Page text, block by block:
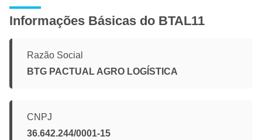
Informações Básicas do BTAL11
Razão Social
BTG PACTUAL AGRO LOGÍSTICA
CNPJ
36.642.244/0001-15